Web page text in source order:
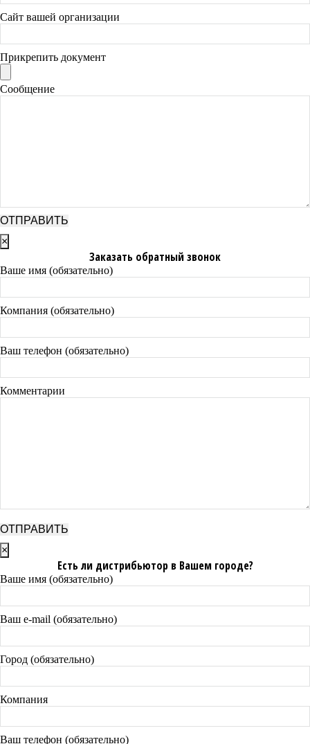
Сайт вашей организации
Прикрепить документ
Сообщение
×
Заказать обратный звонок
Ваше имя (обязательно)
Компания (обязательно)
Ваш телефон (обязательно)
Комментарии
×
Есть ли дистрибьютор в Вашем городе?
Ваше имя (обязательно)
Ваш e-mail (обязательно)
Город (обязательно)
Компания
Ваш телефон (обязательно)